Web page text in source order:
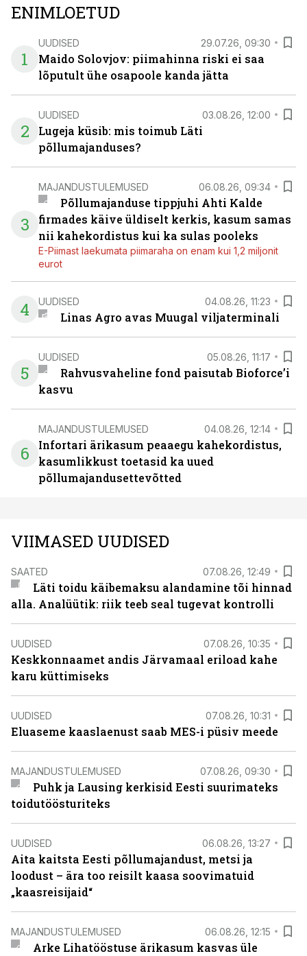
ENIMLOETUD
1
UUDISED 29.07.26, 09:30
Maido Solovjov: piimahinna riski ei saa
lõputult ühe osapoole kanda jätta
2
UUDISED 03.08.26, 12:00
Lugeja küsib: mis toimub Läti
põllumajanduses?
3
MAJANDUSTULEMUSED 06.08.26, 09:34
Põllumajanduse tippjuhi Ahti Kalde
firmades käive üldiselt kerkis, kasum samas
nii kahekordistus kui ka sulas pooleks
E-Piimast laekumata piimaraha on enam kui 1,2 miljonit
eurot
4 UUDISED 04.08.26, 11:23
Linas Agro avas Muugal viljaterminali
5
UUDISED 05.08.26, 11:17
Rahvusvaheline fond paisutab Bioforce’i
kasvu
6
MAJANDUSTULEMUSED 04.08.26, 12:14
Infortari ärikasum peaaegu kahekordistus,
kasumlikkust toetasid ka uued
põllumajandusettevõtted
VIIMASED UUDISED
SAATED 07.08.26, 12:49
Läti toidu käibemaksu alandamine tõi hinnad
alla. Analüütik: riik teeb seal tugevat kontrolli
UUDISED 07.08.26, 10:35
Keskkonnaamet andis Järvamaal eriload kahe
karu küttimiseks
UUDISED 07.08.26, 10:31
Eluaseme kaaslaenust saab MES-i püsiv meede
MAJANDUSTULEMUSED 07.08.26, 09:30
Puhk ja Lausing kerkisid Eesti suurimateks
toidutöösturiteks
UUDISED 06.08.26, 13:27
Aita kaitsta Eesti põllumajandust, metsi ja
loodust – ära too reisilt kaasa soovimatuid
„kaasreisijaid“
MAJANDUSTULEMUSED 06.08.26, 12:15
Arke Lihatööstuse ärikasum kasvas üle